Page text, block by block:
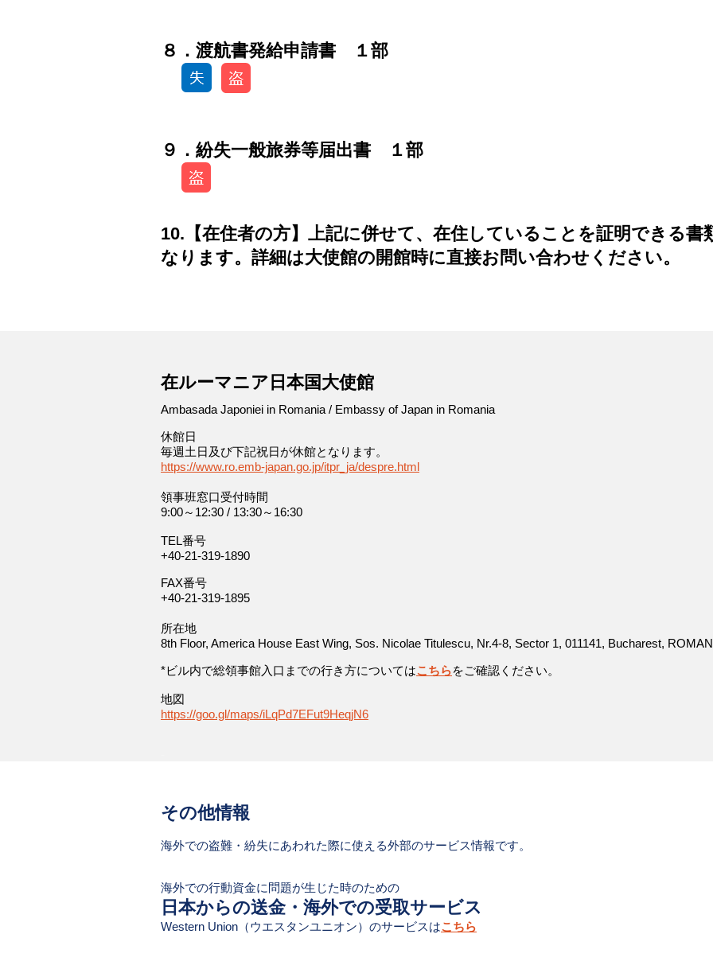
​８．渡航書発給申請書 １部
９．紛失一般旅券等届出書 １部
10.【在住者の方】上記に併せて、在住していることを証明できる書
なります。詳細は大使館の開館時に直接お問い合わせください。
在ルーマニア日本国大使館
Ambasada Japoniei in Romania / Embassy of Japan in Romania
休館日
毎週土日及び下記祝日が休館となります。
https://www.ro.emb-japan.go.jp/itpr_ja/despre.html
領事班窓口受付時間
9:00～12:30 / 13:30～16:30
TEL番号
+40-21-319-1890
FAX番号
+40-21-319-1895
​所在地
8th Floor, America House East Wing, Sos. Nicolae Titulescu, Nr.4-8, Sector 1, 011141, Bucharest,
*ビル内で総領事館入口までの行き方についてはこちらをご確認ください。
​地図
https://goo.gl/maps/iLqPd7EFut9HeqjN6
​その他情報
海外での盗難・紛失にあわれた際に使える外部のサービス情報です。
海外での行動資金に問題が生じた時のための
日本からの送金・海外での受取サービス
​Western Union（ウエスタンユニオン）のサービスはこちら